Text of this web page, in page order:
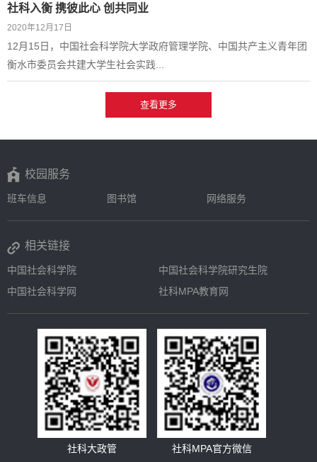
社科入衡 携彼此心 创共同业
2020年12月17日
​12月15日，中国社会科学院大学政府管理学院、中国共产主义青年团
衡水市委员会共建大学生社会实践...
查看更多
校园服务
班车信息 图书馆 网络服务
相关链接
中国社会科学院
中国社会科学院研究生院
中国社会科学网
社科MPA教育网
社科大政管 社科MPA官方微信